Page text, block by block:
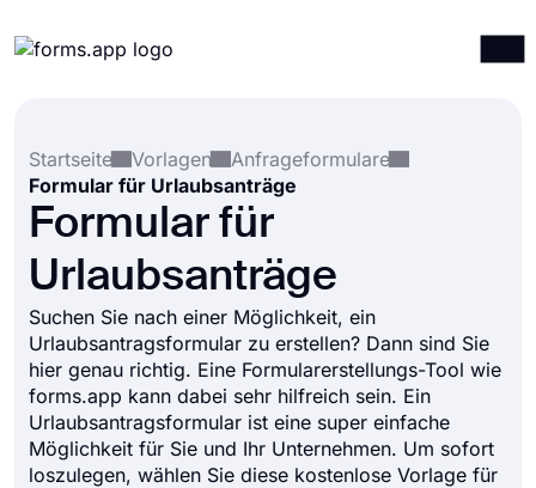
Integrationen
Vorlagen
Ressourcen
Startseite
Vorlagen
Anfrageformulare
Formular für Urlaubsanträge
Formular für
Urlaubsanträge
Suchen Sie nach einer Möglichkeit, ein
Urlaubsantragsformular zu erstellen? Dann sind Sie
hier genau richtig. Eine Formularerstellungs-Tool wie
forms.app kann dabei sehr hilfreich sein. Ein
Urlaubsantragsformular ist eine super einfache
Möglichkeit für Sie und Ihr Unternehmen. Um sofort
loszulegen, wählen Sie diese kostenlose Vorlage für